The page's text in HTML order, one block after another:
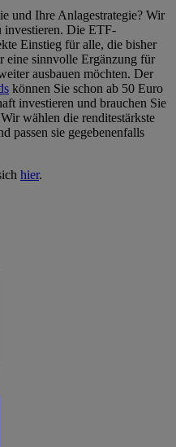
und Ihre Anlagestrategie? Wir
investieren. Die ETF-
Einstieg für alle, die bisher
eine sinnvolle Ergänzung für
ausbauen möchten. Der
können Sie schon ab 50 Euro
investieren und brauchen Sie
wählen die renditestärkste
passen sie gegebenenfalls
hier.